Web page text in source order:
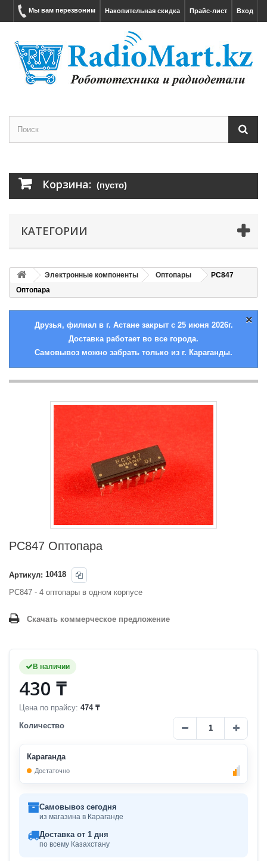
Вход
Прайс-лист
Накопительная скидка
Мы вам перезвоним
Корзина: (пусто)
КАТЕГОРИИ
Электронные компоненты Оптопары
PC847
Оптопара
×
Друзья, филиал в г. Астане закрыт с 25 июня 2026г.
Доставка работает во все города.
Самовывоз можно забрать только из г. Караганды.
PC847 Оптопара
Артикул: 10418
PC847 - 4 оптопары в одном корпусе
Скачать коммерческое предложение
В наличии
430 ₸
Цена по прайсу: 474 ₸
Количество
Караганда
Достаточно
Самовывоз сегодня
из магазина в Караганде
Доставка от 1 дня
по всему Казахстану